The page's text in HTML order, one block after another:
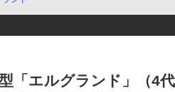
「エルグランド」（4